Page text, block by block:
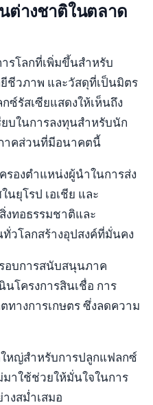
ต่างชาติในตลาด
รโลกที่เพิ่มขึ้นสำหรับ
ชีวภาพ และวัสดุที่เป็นมิตร
ซ์รัสเซียแสดงให้เห็นถึง
บในการลงทุนสำหรับนัก
าคส่วนที่มีอนาคตนี้
รองตำแหน่งผู้นำในการส่ง
นยุโรป เอเชีย และ
งทอธรรมชาติและ
โลกสร้างอุปสงค์ที่มั่นคง
อบการสนับสนุนภาค
นโครงการสินเชื่อ การ
างการเกษตร ซึ่งลดความ
หญ่สำหรับการปลูกแฟลกซ์
าใช้ช่วยให้มั่นใจในการ
งสม่ำเสมอ